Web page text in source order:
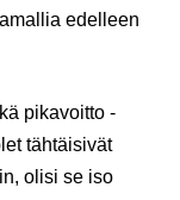
edelleen
pikavoitto -
tähtäisivät
olisi se iso